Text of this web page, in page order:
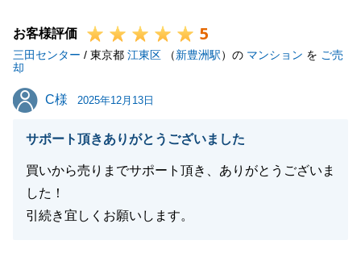
お客様評価 5
三田センター / 東京都 江東区 （新豊洲駅）の マンション を ご売
却
C様
C様 2025年12月13日
サポート頂きありがとうございました
買いから売りまでサポート頂き、ありがとうございま
した！
引続き宜しくお願いします。